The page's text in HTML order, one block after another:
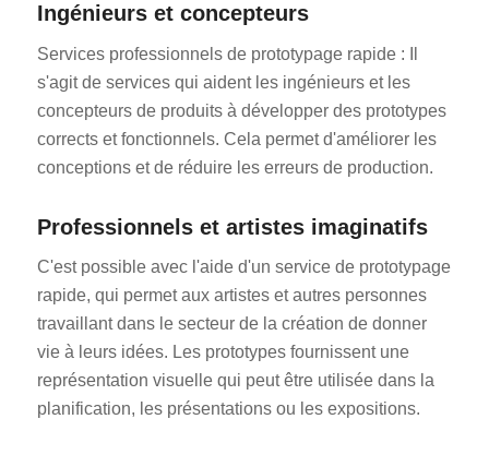
Ingénieurs et concepteurs
Services professionnels de prototypage rapide : Il
s'agit de services qui aident les ingénieurs et les
concepteurs de produits à développer des prototypes
corrects et fonctionnels. Cela permet d'améliorer les
conceptions et de réduire les erreurs de production.
Professionnels et artistes imaginatifs
C'est possible avec l'aide d'un service de prototypage
rapide, qui permet aux artistes et autres personnes
travaillant dans le secteur de la création de donner
vie à leurs idées. Les prototypes fournissent une
représentation visuelle qui peut être utilisée dans la
planification, les présentations ou les expositions.